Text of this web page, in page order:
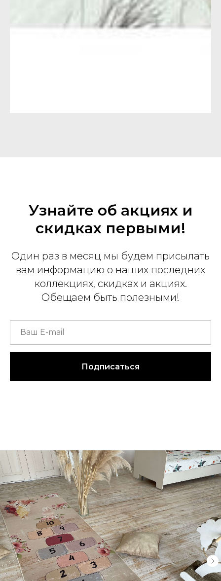
Узнайте об акциях и
скидках первыми!
Один раз в месяц мы будем присылать
вам информацию о наших последних
коллекциях, скидках и акциях.
Обещаем быть полезными!
Подписаться